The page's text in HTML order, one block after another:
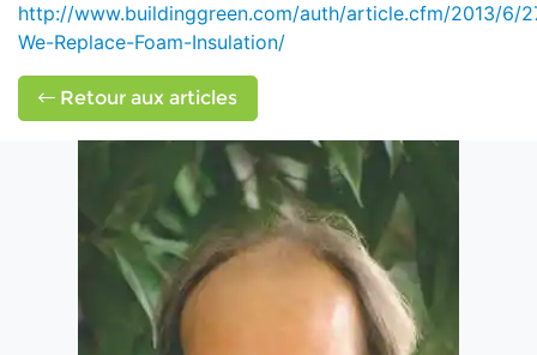
http://www.buildinggreen.com/auth/article.cfm/2013/6/
We-Replace-Foam-Insulation/
Retour aux articles